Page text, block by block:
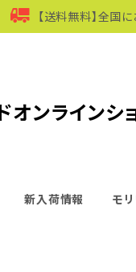
【送料無料】全国
オンラインシ
新入荷情報 モ